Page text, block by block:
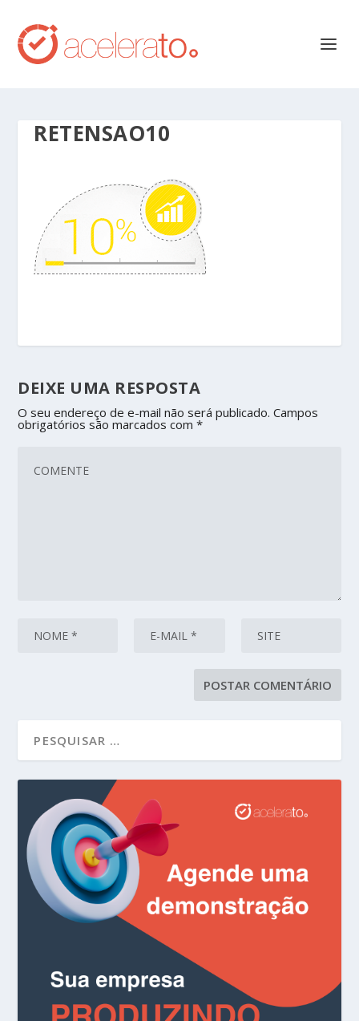
RETENSAO10
DEIXE UMA RESPOSTA
O seu endereço de e-mail não será publicado. Campos
obrigatórios são marcados com*